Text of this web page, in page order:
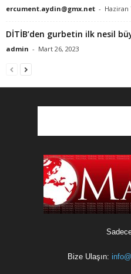
ercument.aydin@gmx.net - Haziran
DİTİB’den gurbetin ilk nesil
admin - Mart 26, 2023
Bize Ulaşın: